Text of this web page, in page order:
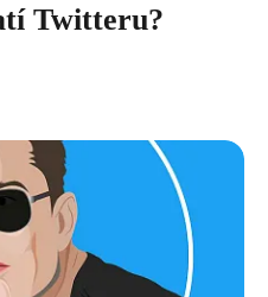
Twitteru?